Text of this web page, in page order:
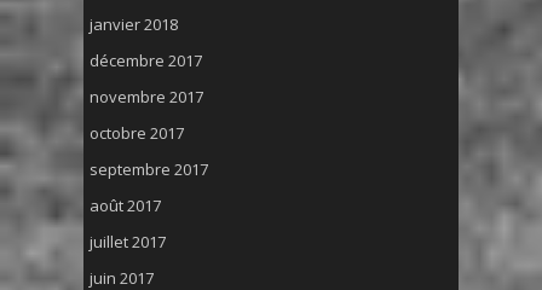
janvier 2018
décembre 2017
novembre 2017
octobre 2017
septembre 2017
août 2017
juillet 2017
juin 2017